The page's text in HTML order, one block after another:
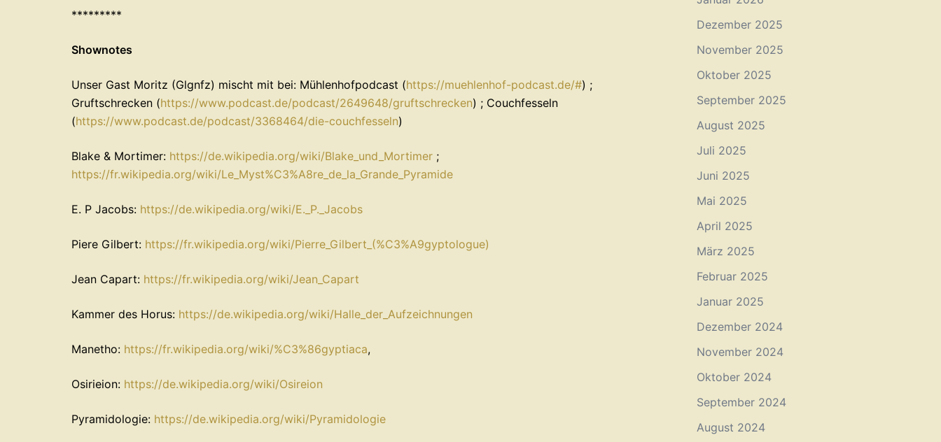
*********
Shownotes
Unser Gast Moritz (Glgnfz) mischt mit bei: Mühlenhofpodcast (https://muehlenhof-podcast.de/#) ;
Gruftschrecken (https://www.podcast.de/podcast/2649648/gruftschrecken) ; Couchfesseln
(https://www.podcast.de/podcast/3368464/die-couchfesseln)
Blake & Mortimer: https://de.wikipedia.org/wiki/Blake_und_Mortimer ;
https://fr.wikipedia.org/wiki/Le_Myst%C3%A8re_de_la_Grande_Pyramide
E. P Jacobs: https://de.wikipedia.org/wiki/E._P._Jacobs
Piere Gilbert: https://fr.wikipedia.org/wiki/Pierre_Gilbert_(%C3%A9gyptologue)
Jean Capart: https://fr.wikipedia.org/wiki/Jean_Capart
Kammer des Horus: https://de.wikipedia.org/wiki/Halle_der_Aufzeichnungen
Manetho: https://fr.wikipedia.org/wiki/%C3%86gyptiaca,
Osirieion: https://de.wikipedia.org/wiki/Osireion
Pyramidologie: https://de.wikipedia.org/wiki/Pyramidologie
Dezember 2025
November 2025
Oktober 2025
September 2025
August 2025
Juli 2025
Juni 2025
Mai 2025
April 2025
März 2025
Februar 2025
Januar 2025
Dezember 2024
November 2024
Oktober 2024
September 2024
August 2024